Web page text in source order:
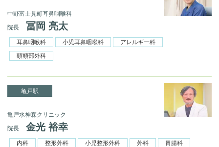
中野富士見町耳鼻咽喉科
院長
冨岡 亮太
耳鼻咽喉科 小児耳鼻咽喉科
アレルギー科
頭頸部外科
亀戸駅
亀戸水神森クリニック
院長
金光 裕幸
内科 整形外科 小児整形外科 外科
胃腸科